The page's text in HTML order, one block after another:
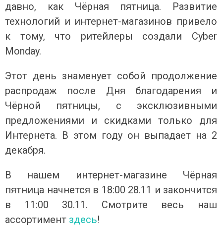
давно, как Чёрная пятница. Развитие
технологий и интернет-магазинов привело
к тому, что ритейлеры создали Cyber
Monday.
Этот день знаменует собой продолжение
распродаж после Дня благодарения и
Чёрной пятницы, с эксклюзивными
предложениями и скидками только для
Интернета. В этом году он выпадает на 2
декабря.
В нашем интернет-магазине Чёрная
пятница начнется в 18:00 28.11 и закончится
в 11:00 30.11 . Смотрите весь наш
ассортимент здесь!